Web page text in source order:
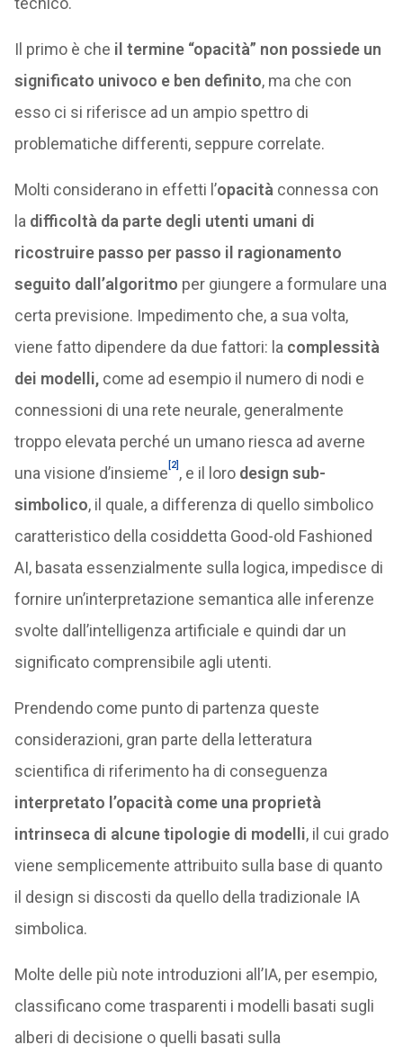
Il primo è che il termine “opacità” non possiede un
significato univoco e ben definito, ma che con
esso ci si riferisce ad un ampio spettro di
problematiche differenti, seppure correlate.
Molti considerano in effetti l’opacità connessa con
la difficoltà da parte degli utenti umani di
ricostruire passo per passo il ragionamento
seguito dall’algoritmo per giungere a formulare una
certa previsione. Impedimento che, a sua volta,
viene fatto dipendere da due fattori: la complessità
dei modelli,come ad esempio il numero di nodi e
connessioni di una rete neurale, generalmente
troppo elevata perché un umano riesca ad averne
una visione d’insieme [2] , e il loro design sub-
simbolico, il quale, a differenza di quello simbolico
caratteristico della cosiddetta Good-old Fashioned
AI, basata essenzialmente sulla logica, impedisce di
fornire un’interpretazione semantica alle inferenze
svolte dall’intelligenza artificiale e quindi dar un
significato comprensibile agli utenti.
Prendendo come punto di partenza queste
considerazioni, gran parte della letteratura
scientifica di riferimento ha di conseguenza
interpretato l’opacità come una proprietà
intrinseca di alcune tipologie di modelli, il cui grado
viene semplicemente attribuito sulla base di quanto
il design si discosti da quello della tradizionale IA
simbolica.
Molte delle più note introduzioni all’IA, per esempio,
classificano come trasparenti i modelli basati sugli
alberi di decisione o quelli basati sulla